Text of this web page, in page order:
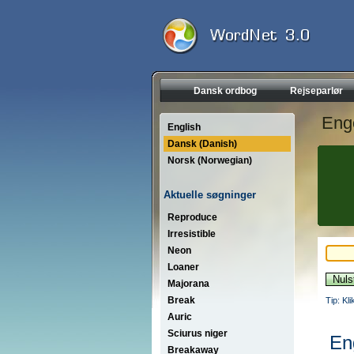
Dansk ordbog Rejseparlør
English
Dansk (Danish)
Norsk (Norwegian)
Aktuelle søgninger
Reproduce
Irresistible
Neon
Loaner
Majorana
Break
Auric
Sciurus niger
Breakaway
Tip: